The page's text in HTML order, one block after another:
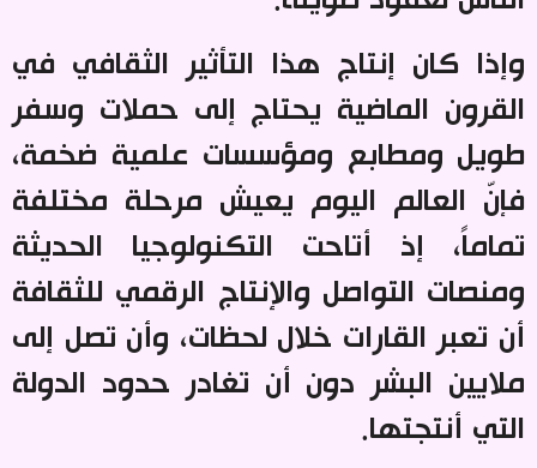
وإذا كان إنتاج هذا التأثير الثقافي في
القرون الماضية يحتاج إلى حملات وسفر
طويل ومطابع ومؤسسات علمية ضخمة،
فإنّ العالم اليوم يعيش مرحلة مختلفة
تماماً، إذ أتاحت التكنولوجيا الحديثة
ومنصات التواصل والإنتاج الرقمي للثقافة
أن تعبر القارات خلال لحظات، وأن تصل إلى
ملايين البشر دون أن تغادر حدود الدولة
التي أنتجتها.